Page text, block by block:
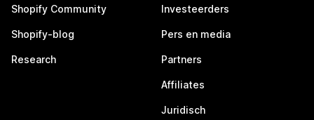
Shopify Community
Shopify-blog
Research
Investeerders
Pers en media
Partners
Affiliates
Juridisch